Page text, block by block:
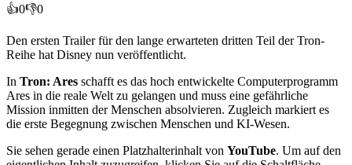
👍0👎0
Den ersten Trailer für den lange erwarteten dritten Teil der Tron-
Reihe hat Disney nun veröffentlicht.
In Tron: Ares schafft es das hoch entwickelte Computerprogramm
Ares in die reale Welt zu gelangen und muss eine gefährliche
Mission inmitten der Menschen absolvieren. Zugleich markiert es
die erste Begegnung zwischen Menschen und KI-Wesen.
Sie sehen gerade einen Platzhalterinhalt von YouTube. Um auf den